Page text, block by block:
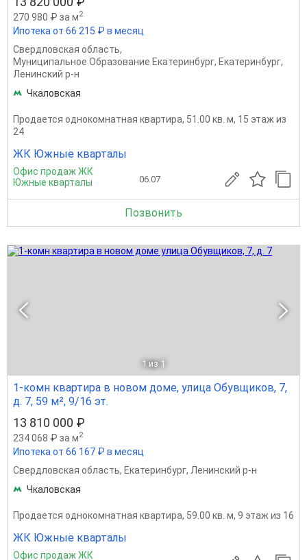
270 980 ₽ за м2
Ипотека от 66 215 ₽ в месяц
Свердловская область,
Муниципальное Образование Екатеринбург, Екатеринбург,
Ленинский р-н
Чкаловская
Продается однокомнатная квартира, 51.00 кв. м, 15 этаж из
24
ЖК Южные кварталы
Офис продаж ЖК
Южные кварталы
06.07
Позвонить
1 из 1
1-комн квартира в новом доме, улица Обувщиков, 7,
д. 7, 59 м², 9/16 эт.
13 810 000 ₽
234 068 ₽ за м2
Ипотека от 66 167 ₽ в месяц
Свердловская область, Екатеринбург, Ленинский р-н
Чкаловская
Продается однокомнатная квартира, 59.00 кв. м, 9 этаж из 16
ЖК Южные кварталы
Офис продаж ЖК